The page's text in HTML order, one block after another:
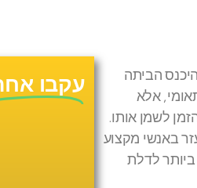
הביתה
אלא
לשמן אותו.
באנשי מקצוע
לדלת
עקבו